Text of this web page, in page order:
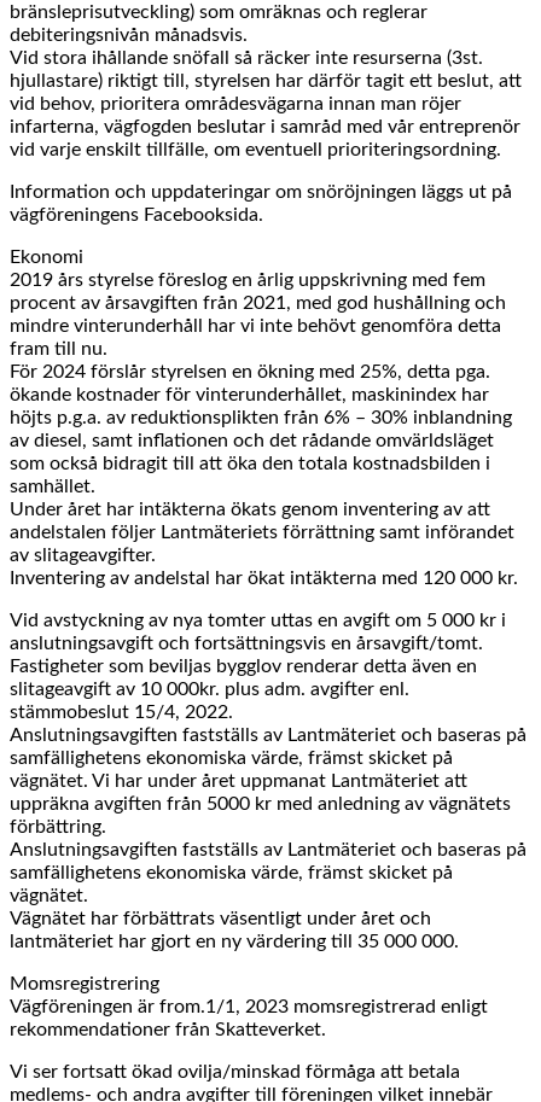
bränsleprisutveckling) som omräknas och reglerar
debiteringsnivån månadsvis.
Vid stora ihållande snöfall så räcker inte resurserna (3st.
hjullastare) riktigt till, styrelsen har därför tagit ett beslut, att
vid behov, prioritera områdesvägarna innan man röjer
infarterna, vägfogden beslutar i samråd med vår entreprenör
vid varje enskilt tillfälle, om eventuell prioriteringsordning.
Information och uppdateringar om snöröjningen läggs ut på
vägföreningens Facebooksida.
Ekonomi
2019 års styrelse föreslog en årlig uppskrivning med fem
procent av årsavgiften från 2021, med god hushållning och
mindre vinterunderhåll har vi inte behövt genomföra detta
fram till nu.
För 2024 förslår styrelsen en ökning med 25%, detta pga.
ökande kostnader för vinterunderhållet, maskinindex har
höjts p.g.a. av reduktionsplikten från 6% – 30% inblandning
av diesel, samt inflationen och det rådande omvärldsläget
som också bidragit till att öka den totala kostnadsbilden i
samhället.
Under året har intäkterna ökats genom inventering av att
andelstalen följer Lantmäteriets förrättning samt införandet
av slitageavgifter.
Inventering av andelstal har ökat intäkterna med 120 000 kr.
Vid avstyckning av nya tomter uttas en avgift om 5 000 kr i
anslutningsavgift och fortsättningsvis en årsavgift/tomt.
Fastigheter som beviljas bygglov renderar detta även en
slitageavgift av 10 000kr. plus adm. avgifter enl.
stämmobeslut 15/4, 2022.
Anslutningsavgiften fastställs av Lantmäteriet och baseras på
samfällighetens ekonomiska värde, främst skicket på
vägnätet. Vi har under året uppmanat Lantmäteriet att
uppräkna avgiften från 5000 kr med anledning av vägnätets
förbättring.
Anslutningsavgiften fastställs av Lantmäteriet och baseras på
samfällighetens ekonomiska värde, främst skicket på
vägnätet.
Vägnätet har förbättrats väsentligt under året och
lantmäteriet har gjort en ny värdering till 35 000 000.
Momsregistrering
Vägföreningen är from.1/1, 2023 momsregistrerad enligt
rekommendationer från Skatteverket.
Vi ser fortsatt ökad ovilja/minskad förmåga att betala
medlems- och andra avgifter till föreningen vilket innebär